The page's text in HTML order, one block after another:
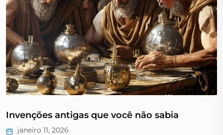
Invenções antigas que você não sabia
janeiro 11, 2026